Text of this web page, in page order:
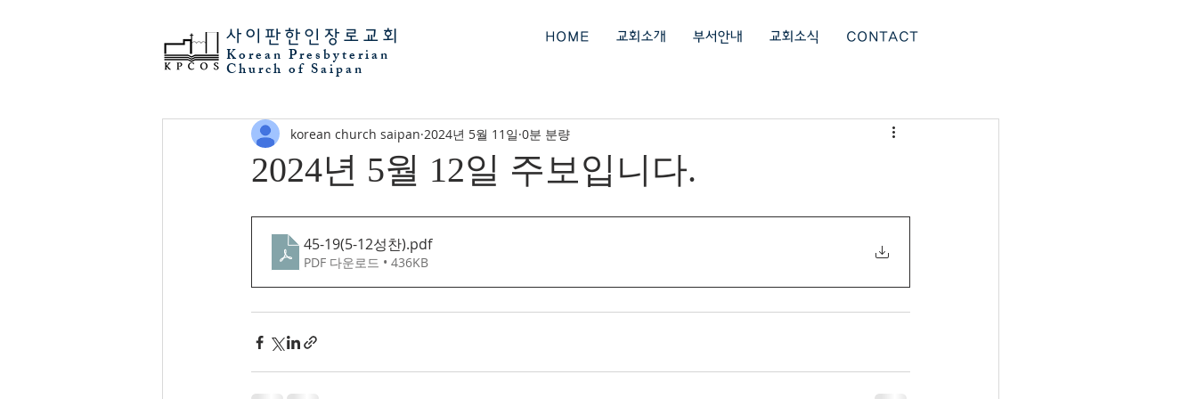
HOME 교회소개 부서안내 교회소식 CONTACT
사이판 한인장로교회
Korean Presbyterian
Church of Saipan
2024년 5월 12일 주보입니다.
korean church saipan 2024년 5월 11일 0분 분량
45-19(5-12성찬).pdf
PDF 다운로드 • 436KB